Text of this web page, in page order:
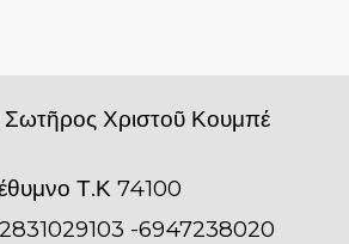
Χριστοῦ Κουμπέ
Τ.Κ 74100
-6947238020